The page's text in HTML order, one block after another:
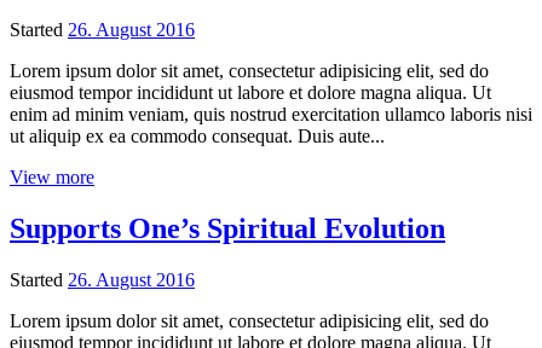
Started 26. August 2016
Lorem ipsum dolor sit amet, consectetur adipisicing elit, sed do
eiusmod tempor incididunt ut labore et dolore magna aliqua. Ut
enim ad minim veniam, quis nostrud exercitation ullamco laboris nisi
ut aliquip ex ea commodo consequat. Duis aute...
View more
Supports One’s Spiritual Evolution
Started 26. August 2016
Lorem ipsum dolor sit amet, consectetur adipisicing elit, sed do
eiusmod tempor incididunt ut labore et dolore magna aliqua. Ut